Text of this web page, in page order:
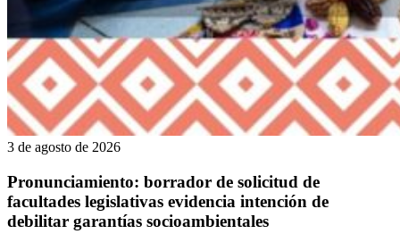
3 de agosto de 2026
Pronunciamiento: borrador de solicitud de
facultades legislativas evidencia intención de
debilitar garantías socioambientales